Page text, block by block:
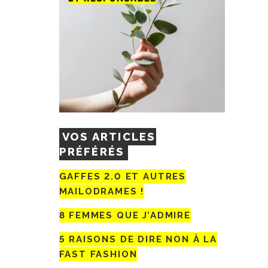
VOS ARTICLES
PRÉFÉRÉS
GAFFES 2.0 ET AUTRES
MAILODRAMES !
8 FEMMES QUE J’ADMIRE
5 RAISONS DE DIRE NON À LA
FAST FASHION